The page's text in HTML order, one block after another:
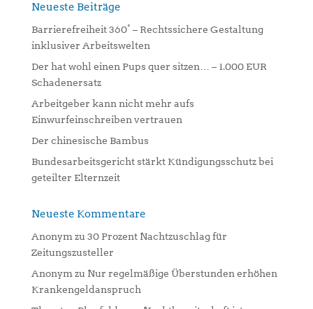
n
v
e
:
Neueste Beiträge
Barrierefreiheit 360° – Rechtssichere Gestaltung
inklusiver Arbeitswelten
Der hat wohl einen Pups quer sitzen… – 1.000 EUR
Schadenersatz
Arbeitgeber kann nicht mehr aufs
Einwurfeinschreiben vertrauen
Der chinesische Bambus
Bundesarbeitsgericht stärkt Kündigungsschutz bei
geteilter Elternzeit
Neueste Kommentare
Anonym zu 30 Prozent Nachtzuschlag für
Zeitungszusteller
Anonym zu Nur regelmäßige Überstunden erhöhen
Krankengeldanspruch